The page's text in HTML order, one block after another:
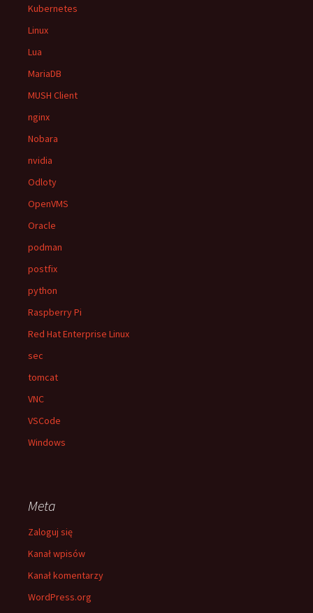
Kubernetes
Linux
Lua
MariaDB
MUSH Client
nginx
Nobara
nvidia
Odloty
OpenVMS
Oracle
podman
postfix
python
Raspberry Pi
Red Hat Enterprise Linux
sec
tomcat
VNC
VSCode
Windows
Meta
Zaloguj się
Kanał wpisów
Kanał komentarzy
WordPress.org